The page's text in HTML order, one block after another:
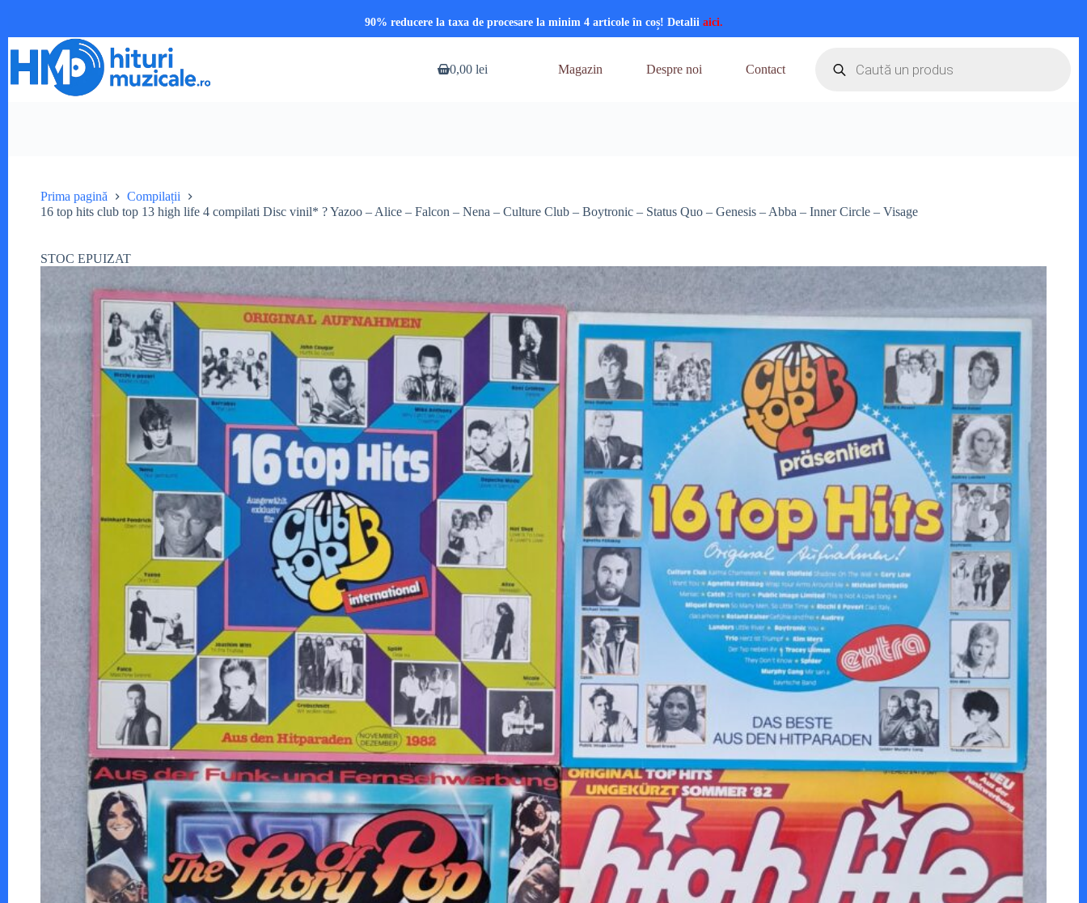
90% reducere la taxa de procesare la minim 4 articole în coș! Detalii aici.
conținut
Coș0,00 lei Magazin Despre noi Contact
search
Prima pagină
Compilații
16 top hits club top 13 high life 4 compilati Disc vinil* ? Yazoo – Alice – Falcon – Nena – Culture Club – Boytronic – Status Quo – Genesis – Abba – Inner Circle – Visage
STOC EPUIZAT